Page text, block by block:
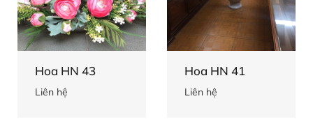
Hoa HN 43
Liên hệ
Hoa HN 41
Liên hệ